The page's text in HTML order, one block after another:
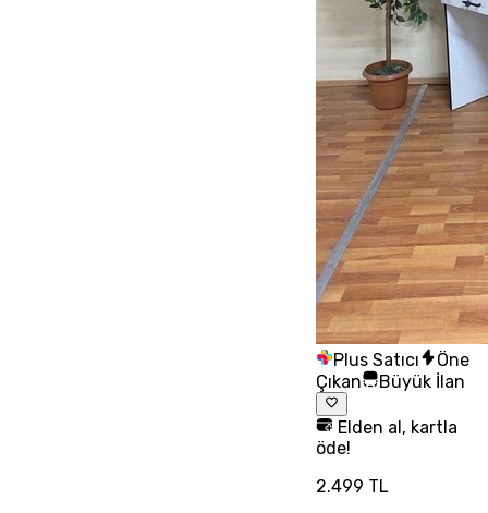
Plus Satıcı
Öne
Çıkan
Büyük İlan
Elden al, kartla
öde!
2.499 TL